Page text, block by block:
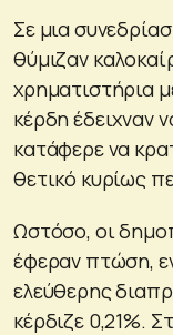
Σε μια
θύμιζαν
χρηματιστήρια
κέρδη έδειχναν
κατάφερε να
θετικό κυρίως
Ωστόσο, οι
έφεραν πτώση,
ελεύθερης
κέρδιζε 0,21%.